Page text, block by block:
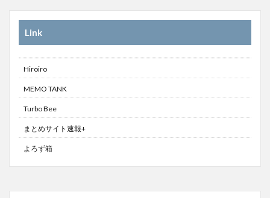
Link
Hiroiro
MEMO TANK
Turbo Bee
まとめサイト速報+
よろず箱